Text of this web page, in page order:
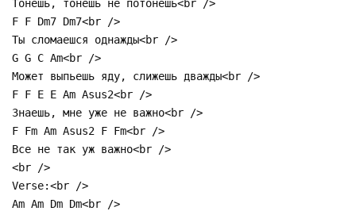
Тонешь, тонешь не потонешь<br />
F F Dm7 Dm7<br />
Ты сломаешся однажды<br />
G G C Am<br />
Может выпьешь яду, слижешь дважды<br />
F F E E Am Asus2<br />
Знаешь, мне уже не важно<br />
F Fm Am Asus2 F Fm<br />
Все не так уж важно<br />
<br />
Verse:<br />
Am Am Dm Dm<br />